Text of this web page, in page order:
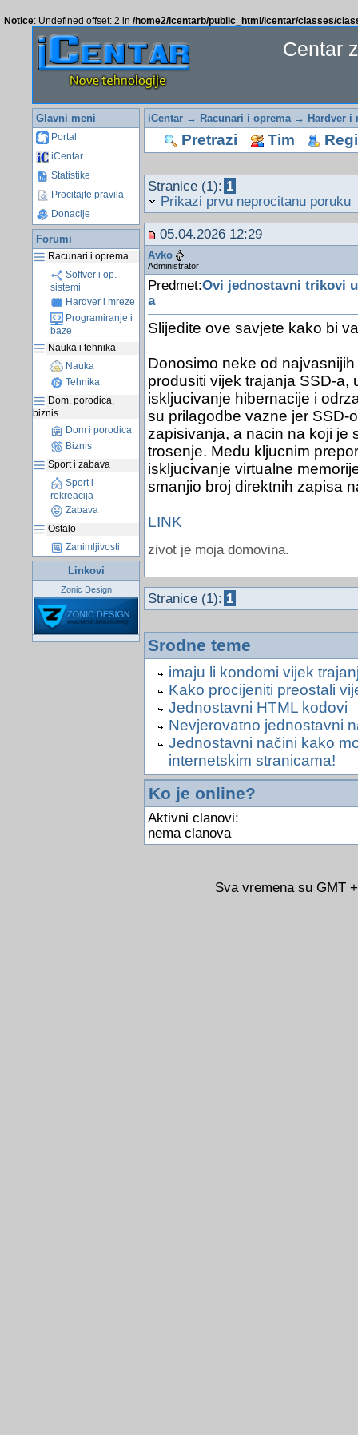
Notice: Undefined offset: 2 in /home2/icentarb/public_html/icentar/classes/
Centar
Glavni meni
Portal
iCentar
Statistike
Procitajte pravila
Donacije
Forumi
Racunari i oprema
Softver i op.
sistemi
Hardver i mreze
Programiranje i
baze
Nauka i tehnika
Nauka
Tehnika
Dom, porodica,
biznis
Dom i porodica
Biznis
Sport i zabava
Sport i
rekreacija
Zabava
Ostalo
Zanimljivosti
Linkovi
Zonic Design
iCentar→ Racunari i oprema→ Hardver i
Pretrazi Tim
Stranice (1): 1
Prikazi prvu neprocitanu poruku
05.04.2026 12:29
Avko
Administrator
Predmet:Ovi jednostavni trikovi
a
Slijedite ove savjete kako bi
Donosimo neke od
produsiti vijek trajanja SSD-a,
iskljucivanje hibernacije i
su prilagodbe vazne jer SSD-
zapisivanja, a nacin na koji je
trosenje. Medu kljucnim
iskljucivanje virtualne
smanjio broj direktnih zapisa
LINK
zivot je moja domovina.
Stranice (1): 1
Srodne teme
imaju li kondomi vijek
Kako procijeniti preostali
Jednostavni HTML kodovi
Nevjerovatno jednostavni
Jednostavni načini kako
internetskim stranicama!
Ko je online?
Aktivni clanovi:
nema clanova
Sva vremena su GMT